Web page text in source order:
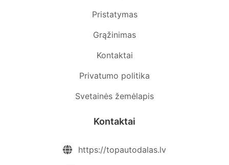
Pristatymas
Grąžinimas
Kontaktai
Privatumo politika
Svetainės žemėlapis
Kontaktai
https://topautodalas.lv